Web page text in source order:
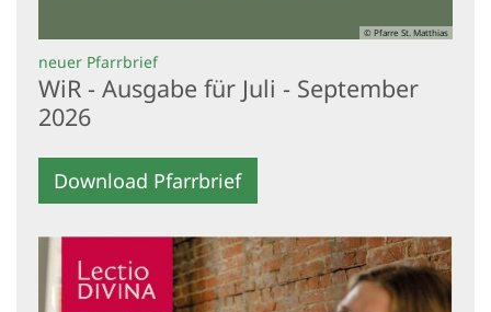
© Pfarre St. Matthias
neuer Pfarrbrief:
WiR - Ausgabe für Juli - September
2026
Download Pfarrbrief